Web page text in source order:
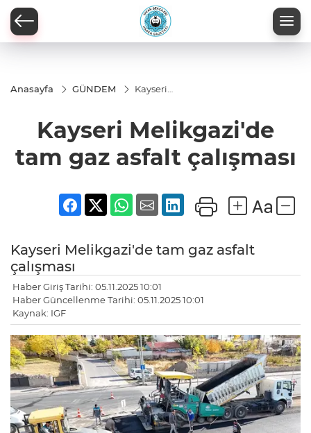
Anasayfa GÜNDEM
Kayseri
asfalt
çalışması
Kayseri Melikgazi'de
tam gaz asfalt çalışması
Kayseri Melikgazi'de tam gaz asfalt
çalışması
Haber Giriş Tarihi: 05.11.2025 10:01
Haber Güncellenme Tarihi: 05.11.2025 10:01
Kaynak: IGF